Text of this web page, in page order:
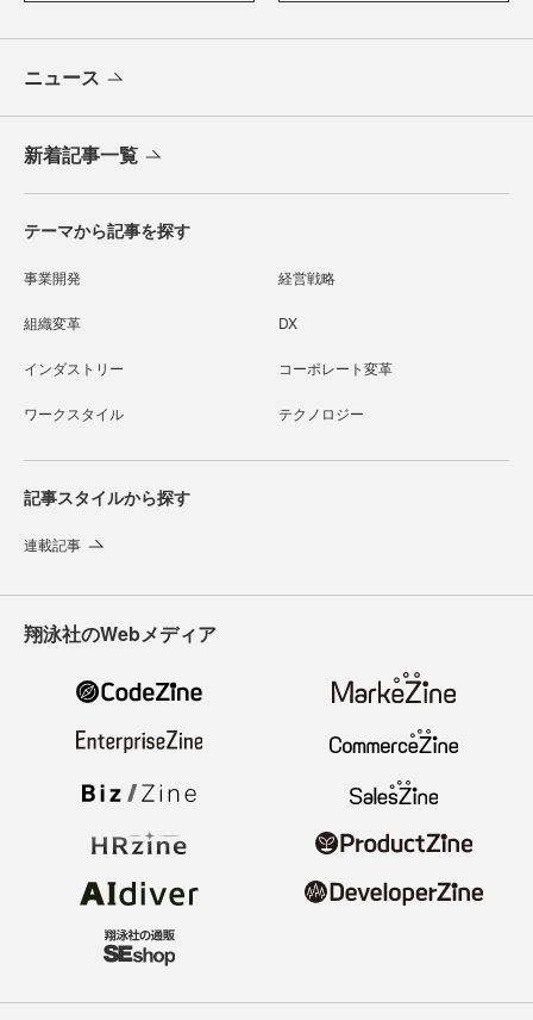
ニュース
新着記事一覧
テーマから記事を探す
事業開発 経営戦略
組織変革 DX
インダストリー コーポレート変革
ワークスタイル テクノロジー
記事スタイルから探す
連載記事
翔泳社のWebメディア